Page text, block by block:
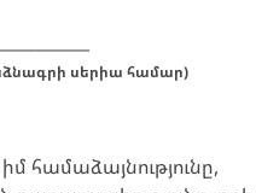
սերիա համար)
համաձայնությունը,